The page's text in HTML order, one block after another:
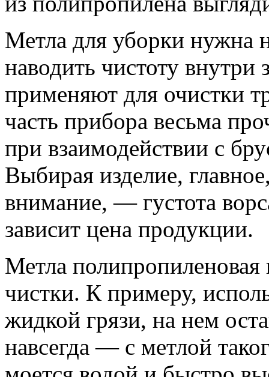
Метла для уборки нужна
наводить чистоту
применяют для очистки
часть прибора весьма
при взаимодействии с
Выбирая изделие,
внимание, — густота
зависит цена продукции.
Метла полипропиленовая
чистки. К примеру,
жидкой грязи, на нем
навсегда — с метлой